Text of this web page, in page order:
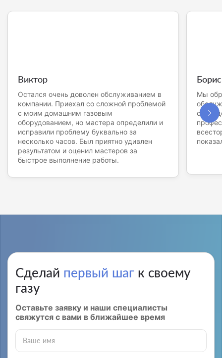
Виктор
Остался очень доволен обслуживанием в
компании. Приехал со сложной проблемой
с моим домашним газовым
оборудованием, но мастера определили и
исправили проблему буквально за
несколько часов. Был приятно удивлен
результатом и оценил мастеров за
быстрое выполнение работы.
Борис
Мы
Сделай первый шаг к своему
газу
Оставьте заявку и наши специалисты
свяжутся с вами в ближайшее время
Ваше имя